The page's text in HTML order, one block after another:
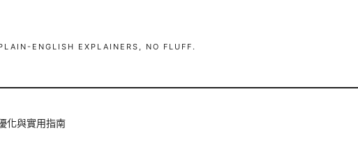
ENGLISH EXPLAINERS, NO FLUFF.
化與實用指南